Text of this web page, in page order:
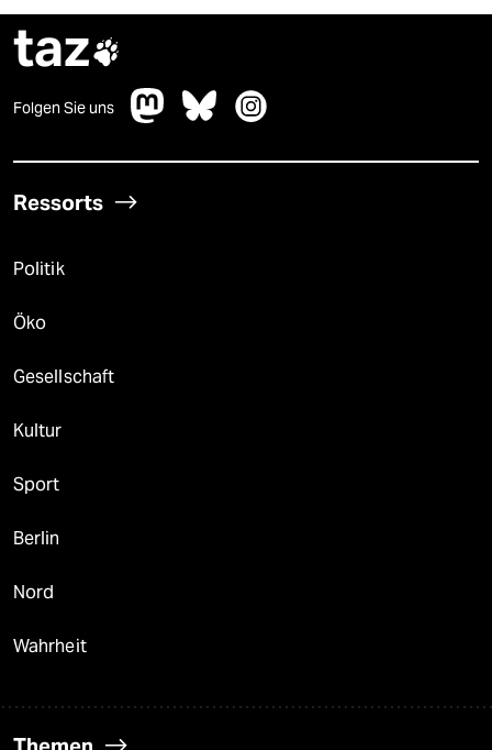
taz
Folgen Sie uns
Ressorts
Politik
Öko
Gesellschaft
Kultur
Sport
Berlin
Nord
Wahrheit